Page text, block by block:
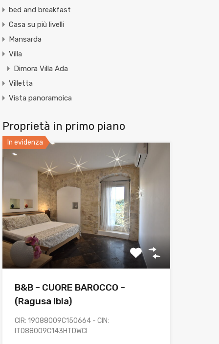
bed and breakfast
Casa su più livelli
Mansarda
Villa
Dimora Villa Ada
Villetta
Vista panoramoica
Proprietà in primo piano
In evidenza
B&B – CUORE BAROCCO –
(Ragusa Ibla)
CIR: 19088009C150664 - CIN:
IT088009C143HTDWCI